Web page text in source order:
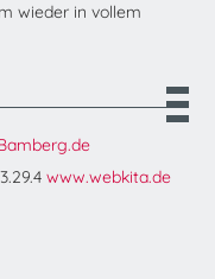
wieder in vollem
www.webkita.de